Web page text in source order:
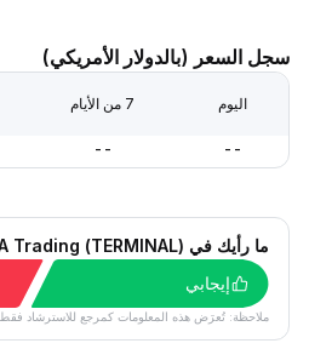
سجل السعر (بالدولار الأمريكي)
اليوم 7 من الأيام
--
--
ما رأيك في I'm Officially A Trading (TERMINAL) اليوم؟
إيجابي
ملاحظة: تُعرَض هذه المعلومات كمرجع للاسترشاد فقط.